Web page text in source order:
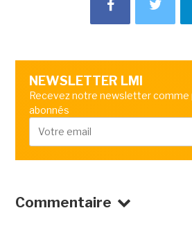
NEWSLETTER LMI
Recevez notre newsletter
abonnés
Commentaire